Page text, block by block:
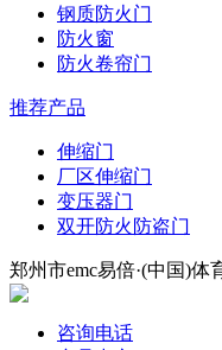
钢质防火门
防火窗
防火卷帘门
推荐产品
伸缩门
厂区伸缩门
变压器门
双开防火防盗门
郑州市emc易倍·(中国)
咨询电话